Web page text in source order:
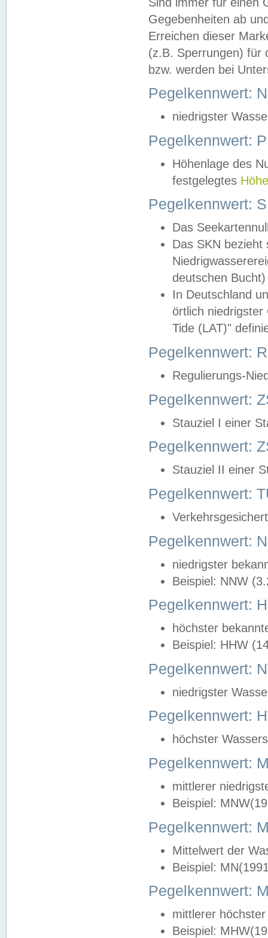
Gegebenheiten ab
Erreichen dieser
(z.B. Sperrungen) für
bzw. werden bei
Pegelkennwert:
niedrigster
Pegelkennwert:
Höhenlage des
festgelegtes
Pegelkennwert:
Das
Das SKN
deutschen
In Deutschland
örtlich
Tide (LAT)"
Pegelkennwert:
Regulierungs-
Pegelkennwert:
Stauziel I einer
Pegelkennwert:
Stauziel II einer
Pegelkennwert:
Pegelkennwert:
niedrigster
Beispiel: NNW
Pegelkennwert:
höchster
Beispiel: HHW
Pegelkennwert:
niedrigster
Pegelkennwert:
höchster
Pegelkennwert:
mittlerer
Beispiel:
Pegelkennwert:
Mittelwert der
Beispiel:
Pegelkennwert:
mittlerer
Beispiel: